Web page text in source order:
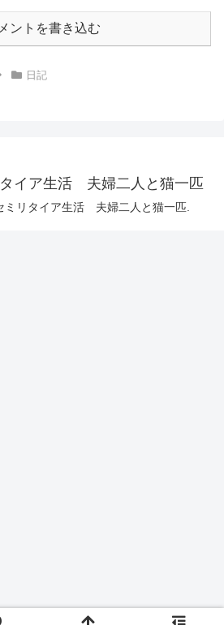
ントを書き込む
日記
イア生活 夫婦二人と猫一匹
ミリタイア生活 夫婦二人と猫一匹.